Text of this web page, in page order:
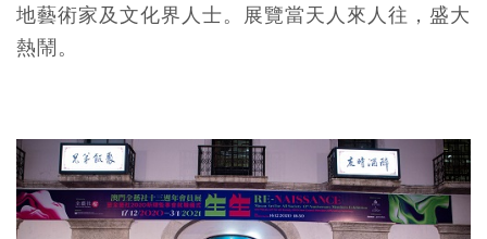
地藝術家及文化界人士。展覽當天人來人往，盛大
熱鬧。